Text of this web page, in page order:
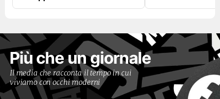
Più che un giornale
Il media che racconta il tempo in cui
viviamo con occhi moderni